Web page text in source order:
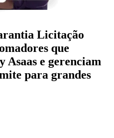
Licitação
que
Asaas e gerenciam
para grandes